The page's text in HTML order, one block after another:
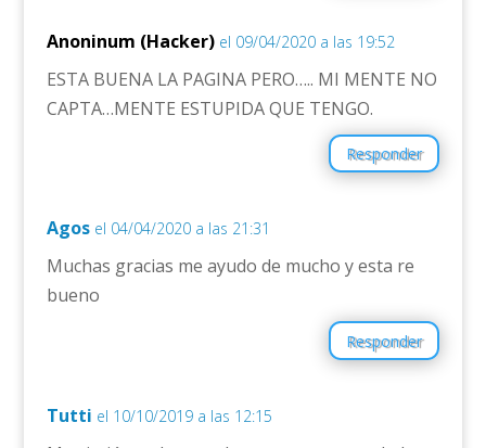
Anoninum (Hacker) el 09/04/2020 a las 19:52
ESTA BUENA LA PAGINA PERO….. MI MENTE NO
CAPTA…MENTE ESTUPIDA QUE TENGO.
Responder
Agos el 04/04/2020 a las 21:31
Muchas gracias me ayudo de mucho y esta re
bueno
Responder
Tutti el 10/10/2019 a las 12:15